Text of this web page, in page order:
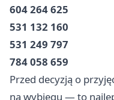
604 264 625
531 132 160
531 249 797
784 058 659
Przed decyzją o
na wybiegu — to